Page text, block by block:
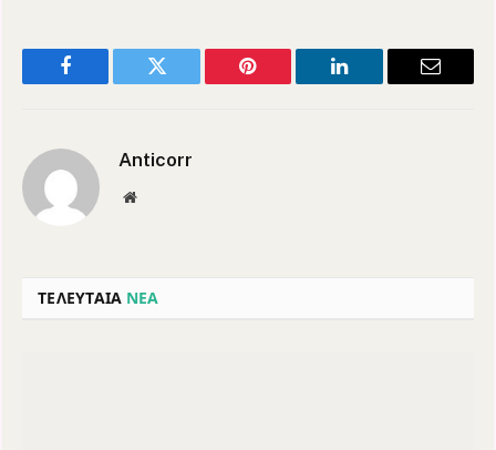
Facebook Twitter Pinterest LinkedIn Email
Anticorr
Website
ΤΕΛΕΥΤΑΙΑ ΝΕΑ